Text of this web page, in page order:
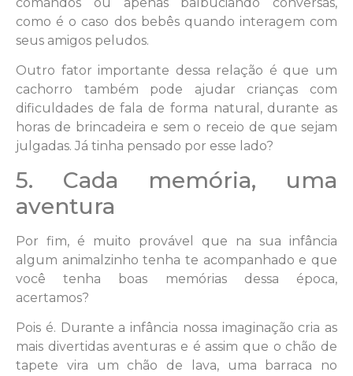
como é o caso dos bebês quando interagem com
seus amigos peludos.
Outro fator importante dessa relação é que um
cachorro também pode ajudar crianças com
dificuldades de fala de forma natural, durante as
horas de brincadeira e sem o receio de que sejam
julgadas. Já tinha pensado por esse lado?
5. Cada memória, uma
aventura
Por fim, é muito provável que na sua infância
algum animalzinho tenha te acompanhado e que
você tenha boas memórias dessa época,
acertamos?
Pois é. Durante a infância nossa imaginação cria as
mais divertidas aventuras e é assim que o chão de
tapete vira um chão de lava, uma barraca no